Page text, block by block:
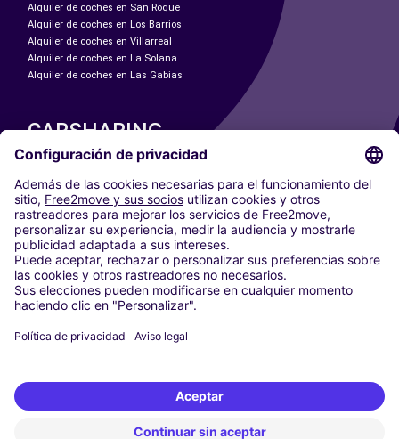
Alquiler de coches en San Roque
Alquiler de coches en Los Barrios
Alquiler de coches en Villarreal
Alquiler de coches en La Solana
Alquiler de coches en Las Gabias
CARSHARING
NUESTRAS CIUDADES
Paris
Madrid
Washington DC
Milán
Roma
Turín
Viena
Berlín
Düsseldorf